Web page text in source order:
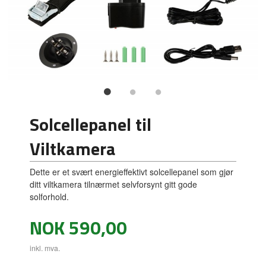
Solcellepanel til
Viltkamera
Dette er et svært energieffektivt solcellepanel som gjør
ditt viltkamera tilnærmet selvforsynt gitt gode
solforhold.
Pris
NOK590,00
inkl. mva.